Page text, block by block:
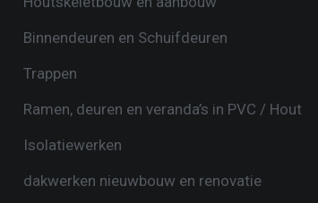
Binnendeuren en Schuifdeuren
Trappen
Ramen, deuren en veranda’s in PVC / Hout​
Isolatiewerken
dakwerken nieuwbouw en renovatie​